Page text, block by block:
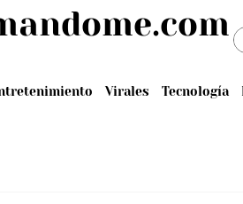
Virales Tecnología